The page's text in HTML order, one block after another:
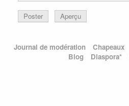
Poster Aperçu
Journal de modération Chapeaux
Blog
Diaspora*